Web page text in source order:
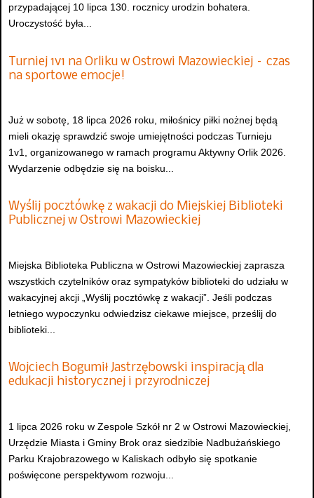
przypadającej 10 lipca 130. rocznicy urodzin bohatera.
Uroczystość była...
Turniej 1v1 na Orliku w Ostrowi Mazowieckiej – czas
na sportowe emocje!
Już w sobotę, 18 lipca 2026 roku, miłośnicy piłki nożnej będą
mieli okazję sprawdzić swoje umiejętności podczas Turnieju
1v1, organizowanego w ramach programu Aktywny Orlik 2026.
Wydarzenie odbędzie się na boisku...
Wyślij pocztówkę z wakacji do Miejskiej Biblioteki
Publicznej w Ostrowi Mazowieckiej
Miejska Biblioteka Publiczna w Ostrowi Mazowieckiej zaprasza
wszystkich czytelników oraz sympatyków biblioteki do udziału w
wakacyjnej akcji „Wyślij pocztówkę z wakacji”. Jeśli podczas
letniego wypoczynku odwiedzisz ciekawe miejsce, prześlij do
biblioteki...
Wojciech Bogumił Jastrzębowski inspiracją dla
edukacji historycznej i przyrodniczej
1 lipca 2026 roku w Zespole Szkół nr 2 w Ostrowi Mazowieckiej,
Urzędzie Miasta i Gminy Brok oraz siedzibie Nadbużańskiego
Parku Krajobrazowego w Kaliskach odbyło się spotkanie
poświęcone perspektywom rozwoju...